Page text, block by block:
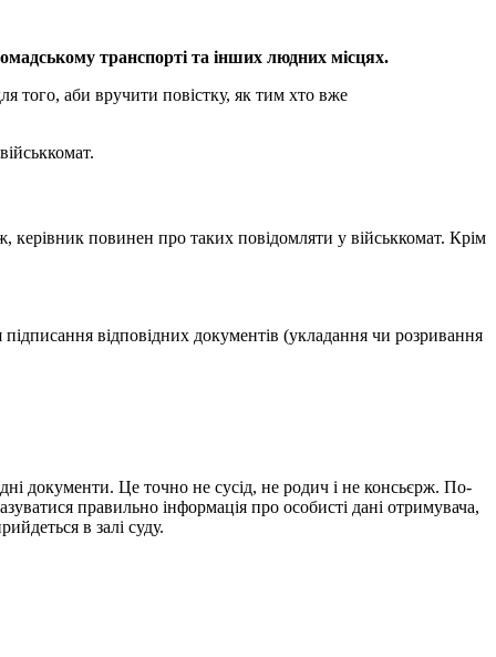
транспорті та інших людних місцях.
того, аби вручити повістку, як тим хто вже
керівник повинен про таких повідомляти у військкомат. Крім
відповідних документів (укладання чи розривання
документи. Це точно не сусід, не родич і не консьєрж. По-
правильно інформація про особисті дані отримувача,
в залі суду.